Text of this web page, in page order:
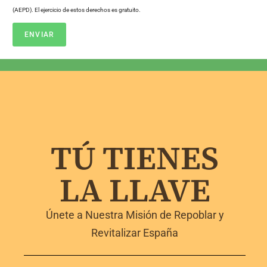
(AEPD). El ejercicio de estos derechos es gratuito.
ENVIAR
TÚ TIENES
LA LLAVE
Únete a Nuestra Misión de Repoblar y
Revitalizar España